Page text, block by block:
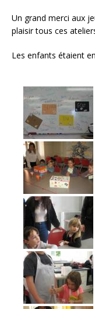
Un grand merci aux
plaisir tous ces
Les enfants étaient